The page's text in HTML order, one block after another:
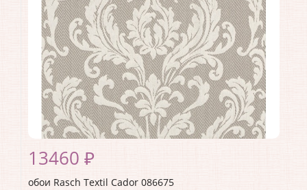
Раппорт:<>
13460 ₽
обои Rasch Textil Cador 086675